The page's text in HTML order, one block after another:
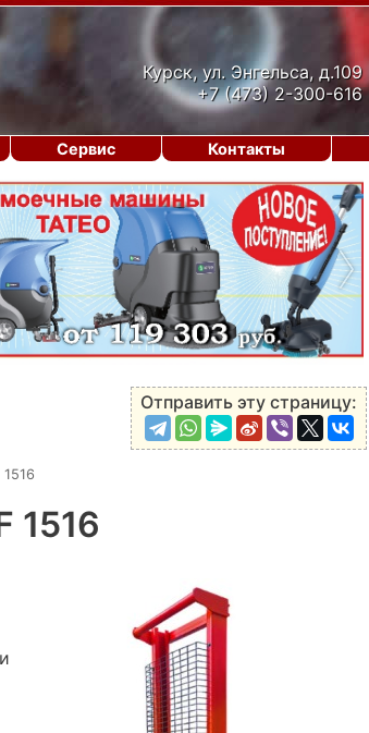
Курск, ул. Энгельса, д.109
+7 (473) 2-300-616
›
Отправить эту страницу:
1516
Сервис Контакты